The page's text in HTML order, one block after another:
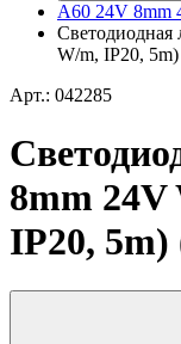
A60 24V 8mm
Светодиодная
W/m, IP20,
Арт.: 042285
8mm 24V
IP20,